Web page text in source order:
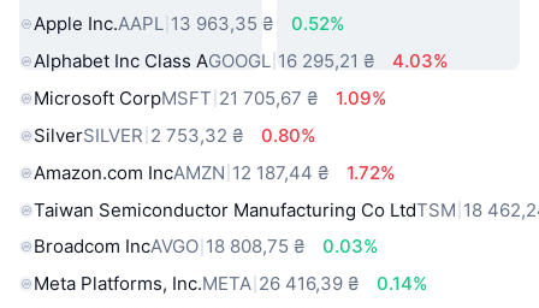
Apple Inc.AAPL 13 963,35 ₴
0.52%
Alphabet Inc Class AGOOGL 16 295,21 ₴
4.03%
Microsoft CorpMSFT 21 705,67 ₴
1.09%
SilverSILVER 2 753,32 ₴
0.80%
Amazon.com IncAMZN 12 187,44 ₴
1.72%
Taiwan Semiconductor Manufacturing Co LtdTSM 18
Broadcom IncAVGO 18 808,75 ₴
0.03%
Meta Platforms, Inc.META 26 416,39 ₴
0.14%